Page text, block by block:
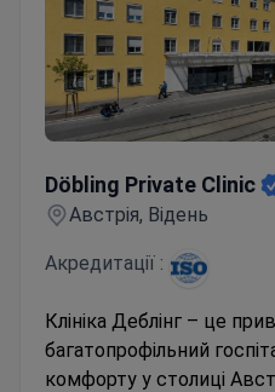
Döbling Private Clinic
Австрія, Відень
Акредитації :
Клініка Деблінг – це
багатопрофільний
комфорту у столиці